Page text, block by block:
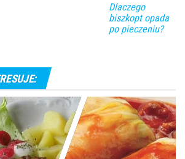
Dlaczego
biszkopt opada
po pieczeniu?